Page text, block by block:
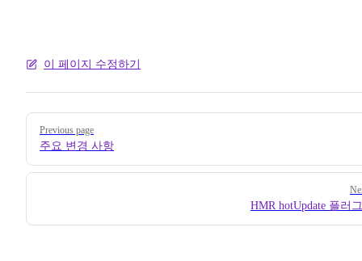
이 페이지 수정하기
Pager
Previous page
주요 변경 사항
HMR hotUpdate 플러